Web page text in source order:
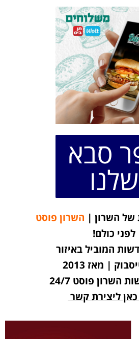
סבא
שלנו
השרון | השרון פוסט
לפני כולם!
המוביל באיזור
| מאז 2013
השרון פוסט 24/7
ליצירת קשר